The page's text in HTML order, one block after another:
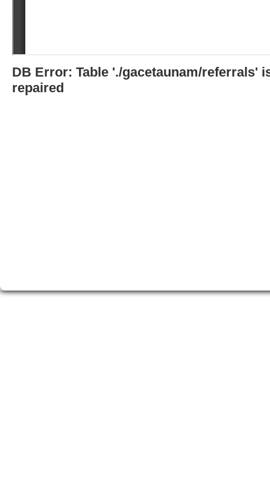
DB Error: Table './gacetaunam/referrals'
repaired